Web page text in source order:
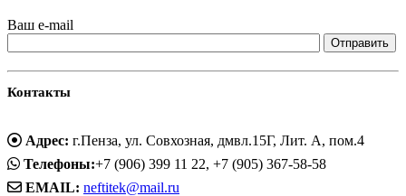
Ваш e-mail
Контакты
Адрес: г.Пенза, ул. Совхозная, дмвл.15Г, Лит. А, пом.4
Телефоны:+7 (906) 399 11 22, +7 (905) 367-58-58
EMAIL: neftitek@mail.ru